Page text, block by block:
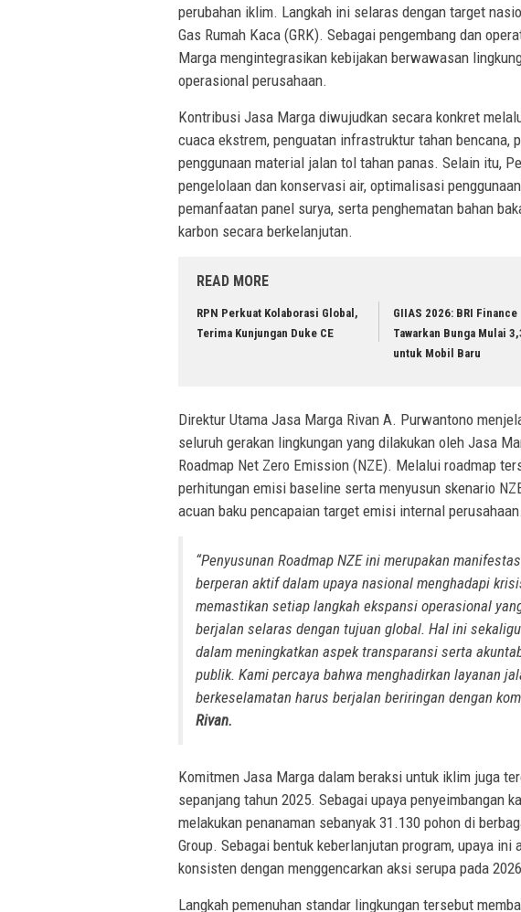
perubahan iklim. Langkah ini selaras dengan target
Gas Rumah Kaca (GRK). Sebagai pengembang dan
Marga mengintegrasikan kebijakan berwawasan
operasional perusahaan.
Kontribusi Jasa Marga diwujudkan secara konkret
cuaca ekstrem, penguatan infrastruktur tahan bencana,
penggunaan material jalan tol tahan panas. Selain itu,
pengelolaan dan konservasi air, optimalisasi
pemanfaatan panel surya, serta penghematan bahan
karbon secara berkelanjutan.
READ MORE
RPN Perkuat Kolaborasi Global,
Terima Kunjungan Duke CE
GIIAS 2026: BRI Finance
Tawarkan Bunga Mulai
untuk Mobil Baru
Direktur Utama Jasa Marga Rivan A. Purwantono
seluruh gerakan lingkungan yang dilakukan oleh Jasa
Roadmap Net Zero Emission (NZE). Melalui roadmap
perhitungan emisi baseline serta menyusun skenario
acuan baku pencapaian target emisi internal perusahaan.
“Penyusunan Roadmap NZE ini merupakan
berperan aktif dalam upaya nasional menghadapi
memastikan setiap langkah ekspansi operasional
berjalan selaras dengan tujuan global. Hal ini
dalam meningkatkan aspek transparansi serta
publik. Kami percaya bahwa menghadirkan layanan
berkeselamatan harus berjalan beriringan dengan
Rivan.
Komitmen Jasa Marga dalam beraksi untuk iklim juga
sepanjang tahun 2025. Sebagai upaya penyeimbangan
melakukan penanaman sebanyak 31.130 pohon di
Group. Sebagai bentuk keberlanjutan program, upaya
konsisten dengan menggencarkan aksi serupa pada
Langkah pemenuhan standar lingkungan tersebut